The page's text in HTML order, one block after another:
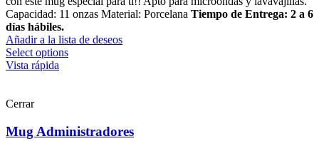
Capacidad: 11 onzas Material: Porcelana Tiempo de Entrega: 2 a 6
días hábiles.
Añadir a la lista de deseos
Select options
Vista rápida
Cerrar
Mug Administradores